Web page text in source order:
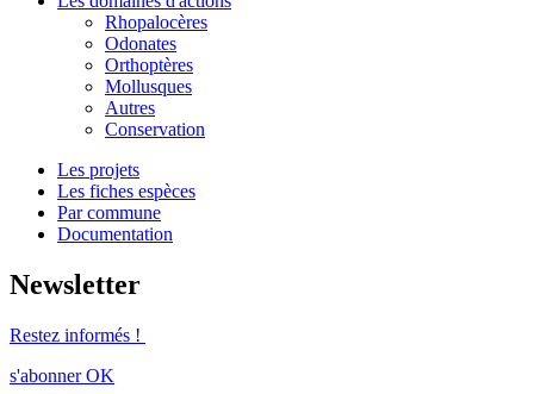
Rhopalocères
Odonates
Orthoptères
Mollusques
Autres
Conservation
Les projets
Les fiches espèces
Par commune
Documentation
Newsletter
Restez informés !
s'abonner OK